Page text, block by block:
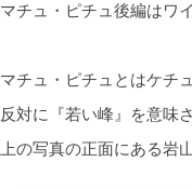
マチュ・ピチュ後編はワ
マチュ・ピチュとはケチ
反対に『若い峰』を意味
上の写真の正面にある岩